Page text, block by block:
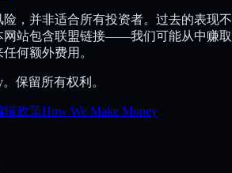
，并非适合所有投资者。过去的表现
网站包含联盟链接——我们可能从中赚
何额外费用。
保留所有权利。
辑政策How We Make Money